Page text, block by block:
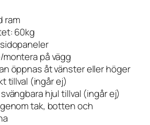
ram
60kg
på vägg
öppnas åt vänster eller höger
tillval (ingår ej)
hjul tillval (ingår ej)
tak, botten och